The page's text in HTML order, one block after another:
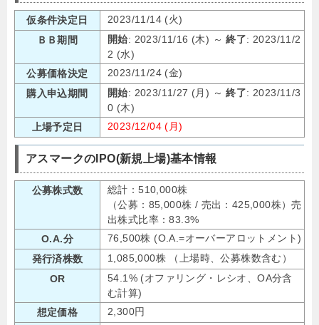
仮条件決定日
2023/11/14 (火)
ＢＢ期間
開始: 2023/11/16 (木) ～終了: 2023/11/2
2 (水)
公募価格決定
2023/11/24 (金)
購入申込期間
開始: 2023/11/27 (月) ～終了: 2023/11/3
0 (木)
上場予定日
2023/12/04 (月)
アスマークのIPO(新規上場)基本情報
公募株式数
総計：510,000株
（公募：85,000株 / 売出：425,000株）売
出株式比率：83.3%
O.A.分
76,500株 (O.A.=オーバーアロットメント)
発行済株数
1,085,000株 （上場時、公募株数含む）
OR
54.1% (オファリング・レシオ、OA分含
む計算)
想定価格
2,300円